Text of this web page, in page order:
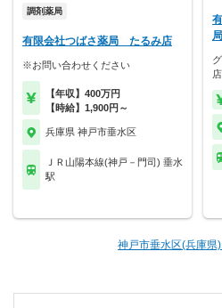
調剤薬局
有限会社つばさ薬局 たるみ店
※お問い合わせください
【年収】400万円
【時給】1,900円～
兵庫県 神戸市垂水区
ＪＲ山陽本線(神戸－門司) 垂水
駅
神戸市垂水区(兵庫県